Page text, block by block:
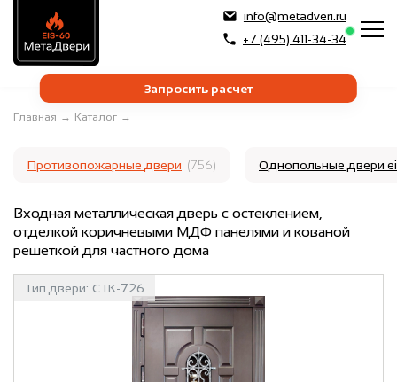
info@metadveri.ru
+7 (495) 411-34-34
Запросить расчет
Главная → Каталог →
Противопожарные двери (756) Однопольные двери
Входная металлическая дверь с остеклением,
отделкой коричневыми МДФ панелями и кованой
решеткой для частного дома
Тип двери: СТК-726